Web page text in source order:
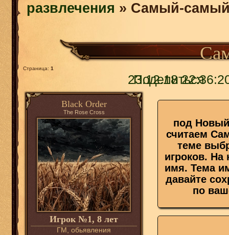
развлечения » Самый-
Страница: 1
Поделиться
23.12.18
Black Order
The Rose Cross
Игрок №1, 8 лет
ГМ, обьявления
под
считаем
теме
игроков. На
имя. Тема
давайте
по